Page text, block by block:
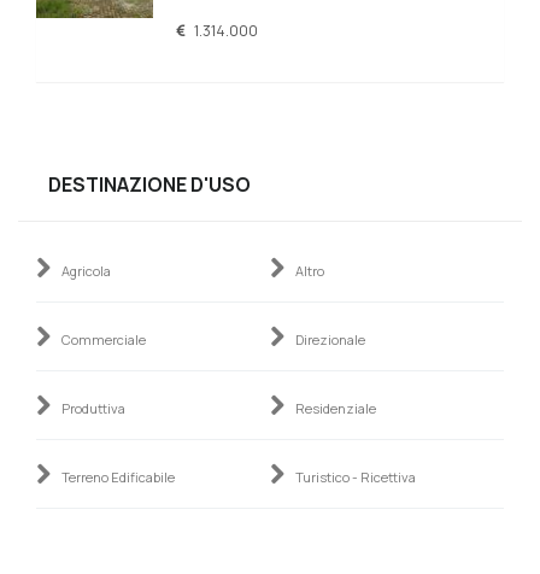
1.314.000
DESTINAZIONE D'USO
Agricola Altro
Commerciale Direzionale
Produttiva Residenziale
Terreno Edificabile Turistico - Ricettiva